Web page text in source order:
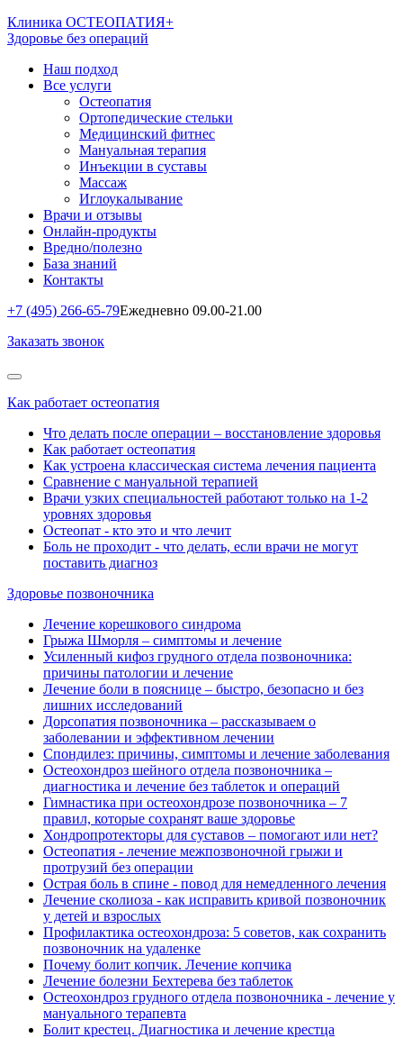
Клиника ОСТЕОПАТИЯ+
Здоровье без операций
Наш подход
Все услуги
Остеопатия
Ортопедические стельки
Медицинский фитнес
Мануальная терапия
Инъекции в суставы
Массаж
Иглоукалывание
Врачи и отзывы
Онлайн-продукты
Вредно/полезно
База знаний
Контакты
+7 (495) 266-65-79Ежедневно 09.00-21.00
Заказать звонок
Как работает остеопатия
Что делать после операции ‒ восстановление здоровья
Как работает остеопатия
Как устроена классическая система лечения пациента
Сравнение с мануальной терапией
Врачи узких специальностей работают только на 1-2
уровнях здоровья
Остеопат - кто это и что лечит
Боль не проходит - что делать, если врачи не могут
поставить диагноз
Здоровье позвоночника
Лечение корешкового синдрома
Грыжа Шморля ‒ симптомы и лечение
Усиленный кифоз грудного отдела позвоночника:
причины патологии и лечение
Лечение боли в пояснице ‒ быстро, безопасно и без
лишних исследований
Дорсопатия позвоночника ‒ рассказываем о
заболевании и эффективном лечении
Спондилез: причины, симптомы и лечение заболевания
Остеохондроз шейного отдела позвоночника ‒
диагностика и лечение без таблеток и операций
Гимнастика при остеохондрозе позвоночника ‒ 7
правил, которые сохранят ваше здоровье
Хондропротекторы для суставов ‒ помогают или нет?
Остеопатия - лечение межпозвоночной грыжи и
протрузий без операции
Острая боль в спине - повод для немедленного лечения
Лечение сколиоза - как исправить кривой позвоночник
у детей и взрослых
Профилактика остеохондроза: 5 советов, как сохранить
позвоночник на удаленке
Почему болит копчик. Лечение копчика
Лечение болезни Бехтерева без таблеток
Остеохондроз грудного отдела позвоночника - лечение у
мануального терапевта
Болит крестец. Диагностика и лечение крестца